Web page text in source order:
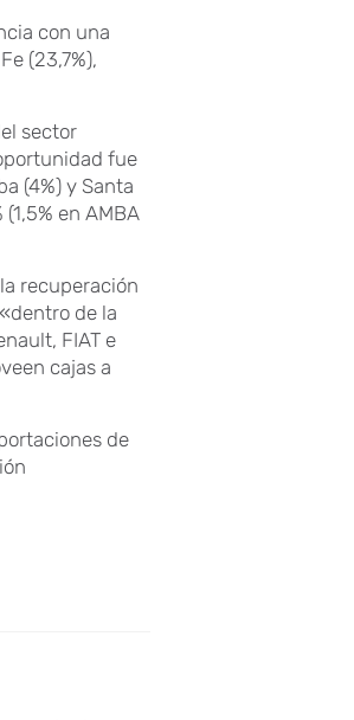
con una
(23,7%),
sector
fue
(4%) y Santa
en AMBA
recuperación
de la
FIAT e
cajas a
de